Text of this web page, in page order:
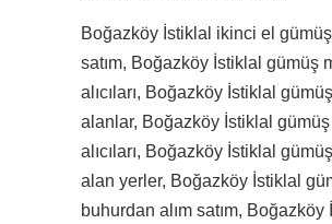
Boğazköy İstiklal ikinci el gümüş
satım, Boğazköy İstiklal gümüş
alıcıları, Boğazköy İstiklal
alanlar, Boğazköy İstiklal
alıcıları, Boğazköy İstiklal
alan yerler, Boğazköy İstiklal
buhurdan alım satım, Boğazköy